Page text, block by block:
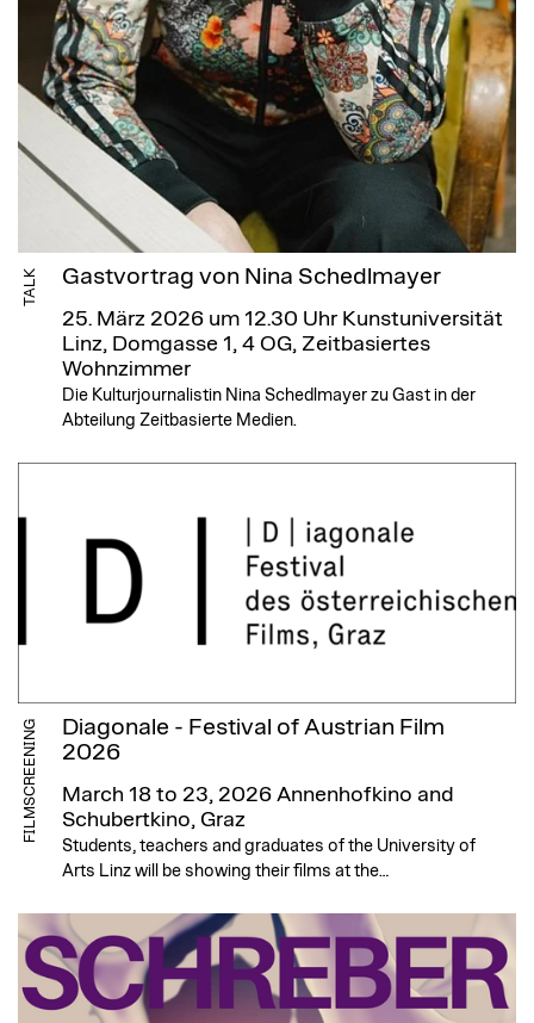
TALK Gastvortrag von Nina Schedlmayer
25. März 2026 um 12.30 Uhr Kunstuniversität
Linz, Domgasse 1, 4 OG, Zeitbasiertes
Wohnzimmer
Die Kulturjournalistin Nina Schedlmayer zu Gast in der
Abteilung Zeitbasierte Medien.
FILMSCREENING
Diagonale - Festival of Austrian Film
2026
March 18 to 23, 2026 Annenhofkino and
Schubertkino, Graz
Students, teachers and graduates of the University of
Arts Linz will be showing their films at the…